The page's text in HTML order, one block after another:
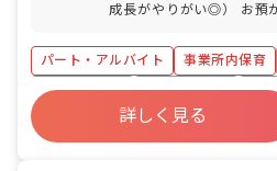
成長がやりがい◎） お預
食事・睡眠・排泄・清潔
・集団生活を通じた社会
の計画・実行、お知らせの
パート・アルバイト 事業所内保育
福利厚生充実
産休育休制度
未
WEB面接OK
詳しく見る